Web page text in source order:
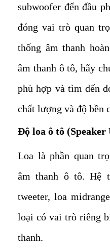
subwoofer đến đầu
đóng vai trò quan
thống âm thanh
âm thanh ô tô, hãy
phù hợp và tìm đến
chất lượng và độ bền
Độ loa ô tô (Speaker
Loa là phần quan
âm thanh ô tô. Hệ
tweeter, loa
loại có vai trò riêng
thanh.